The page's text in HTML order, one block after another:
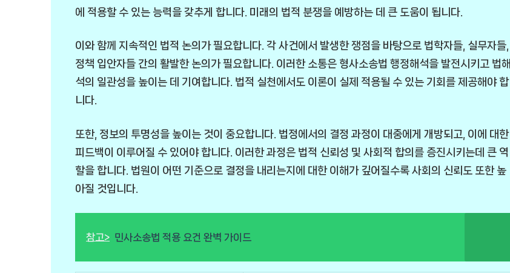
에 적용할 수 있는 능력을 갖추게 합니다. 미래의 법적 분쟁을 예방하는 데 큰 도움이 됩니다.
이와 함께 지속적인 법적 논의가 필요합니다. 각 사건에서 발생한 쟁점을 바탕으로 법학자들, 실무자들,
정책 입안자들 간의 활발한 논의가 필요합니다. 이러한 소통은 형사소송법 행정해석을 발전시키고 법해
석의 일관성을 높이는 데 기여합니다. 법적 실천에서도 이론이 실제 적용될 수 있는 기회를 제공해야 합
니다.
또한, 정보의 투명성을 높이는 것이 중요합니다. 법정에서의 결정 과정이 대중에게 개방되고, 이에 대한
피드백이 이루어질 수 있어야 합니다. 이러한 과정은 법적 신뢰성 및 사회적 합의를 증진시키는데 큰 역
할을 합니다. 법원이 어떤 기준으로 결정을 내리는지에 대한 이해가 깊어질수록 사회의 신뢰도 또한 높
아질 것입니다.
참고> 민사소송법 적용 요건 완벽 가이드